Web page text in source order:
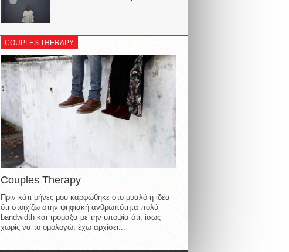
COUPLES THERAPY
Couples Therapy
Πριν κάτι μήνες μου καρφώθηκε στο μυαλό η ιδέα
ότι στοιχίζω στην ψηφιακή ανθρωπότητα πολύ
bandwidth και τρόμαξα με την υποψία ότι, ίσως
χωρίς να το ομολογώ, έχω αρχίσει...